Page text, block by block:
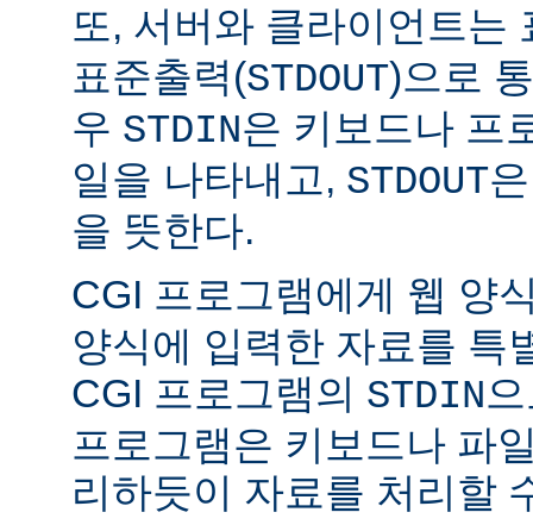
또, 서버와 클라이언트는
표준출력(STDOUT)으로
우 STDIN은 키보드나 프
일을 나타내고, STDOUT
을 뜻한다.
CGI 프로그램에게 웹 양
양식에 입력한 자료를 특
CGI 프로그램의 STDIN
프로그램은 키보드나 파
리하듯이 자료를 처리할